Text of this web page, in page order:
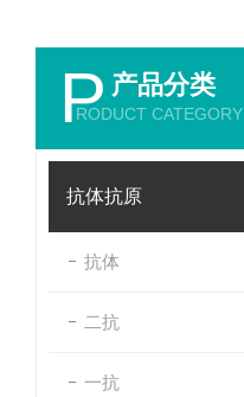
P 产品分类
RODUCT CATEGORY
抗体抗原
抗体
二抗
一抗